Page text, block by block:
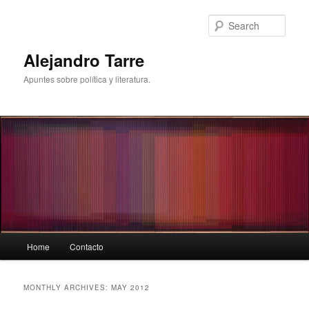
Alejandro Tarre
Apuntes sobre política y literatura.
Home Contacto
MONTHLY ARCHIVES:MAY 2012